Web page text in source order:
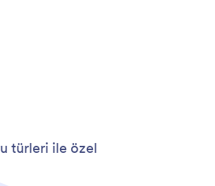
türleri ile özel